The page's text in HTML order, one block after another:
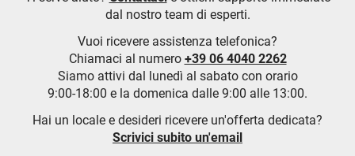
dal nostro team di esperti.
Vuoi ricevere assistenza telefonica?
Chiamaci al numero +39 06 4040 2262
Siamo attivi dal lunedì al sabato con orario
9:00-18:00 e la domenica dalle 9:00 alle 13:00.
Hai un locale e desideri ricevere un'offerta dedicata?
Scrivici subito un'email